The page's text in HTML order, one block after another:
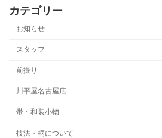
カテゴリー
お知らせ
スタッフ
前撮り
川平屋名古屋店
帯・和装小物
技法・柄について